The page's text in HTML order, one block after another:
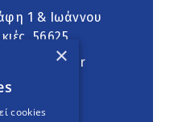
1 & Ιωάννου
56625
×
cookies